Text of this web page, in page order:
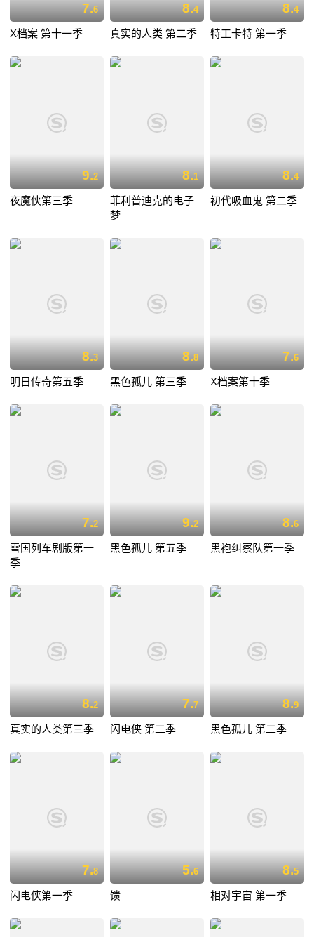
7.6
X档案 第十一季
8.4
真实的人类 第二季
8.4
特工卡特 第一季
9.2
夜魔侠第三季
8.1
菲利普迪克的电子
梦
8.4
初代吸血鬼 第二季
8.3
明日传奇第五季
8.8
黑色孤儿 第三季
7.6
X档案第十季
7.2
雪国列车剧版第一
季
9.2
黑色孤儿 第五季
8.6
黑袍纠察队第一季
8.2
真实的人类第三季
7.7
闪电侠 第二季
8.9
黑色孤儿 第二季
7.8
闪电侠第一季
5.6
馈
8.5
相对宇宙 第一季